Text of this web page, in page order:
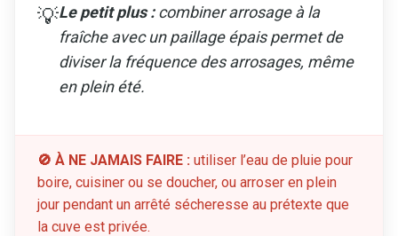
💡Le petit plus :combiner arrosage à la
fraîche avec un paillage épais permet de
diviser la fréquence des arrosages, même
en plein été.
🚫 À NE JAMAIS FAIRE : utiliser l’eau de pluie pour
boire, cuisiner ou se doucher, ou arroser en plein
jour pendant un arrêté sécheresse au prétexte que
la cuve est privée.